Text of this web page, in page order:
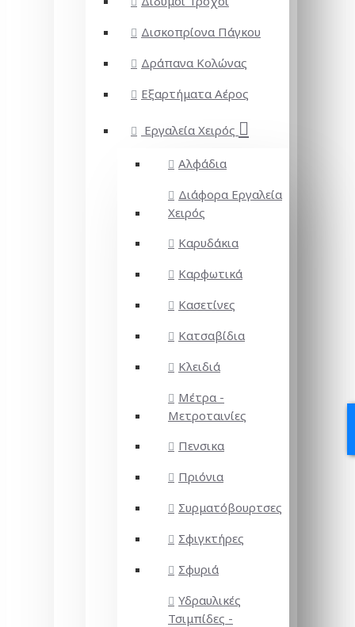
Δισκοπρίονα Πάγκου
Δράπανα Κολώνας
Εξαρτήματα Αέρος
Εργαλεία Χειρός
Αλφάδια
Διάφορα Εργαλεία
Χειρός
Καρυδάκια
Καρφωτικά
Κασετίνες
Κατσαβίδια
Κλειδιά
Μέτρα -
Μετροταινίες
Πενσικα
Πριόνια
Συρματόβουρτσες
Σφιγκτήρες
Σφυριά
Υδραυλικές
Τσιμπίδες -